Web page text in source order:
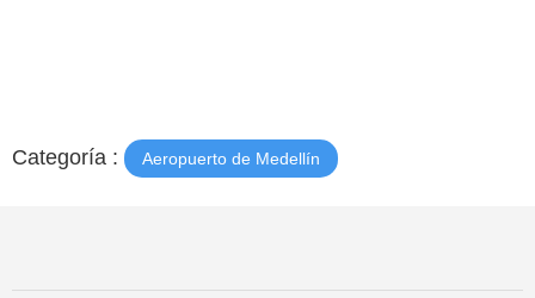
Categoría : Aeropuerto de Medellín